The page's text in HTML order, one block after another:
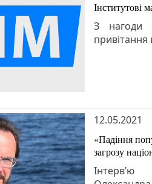
Інститутові
З нагоди
привітання
12.05.2021
«Падіння
загрозу